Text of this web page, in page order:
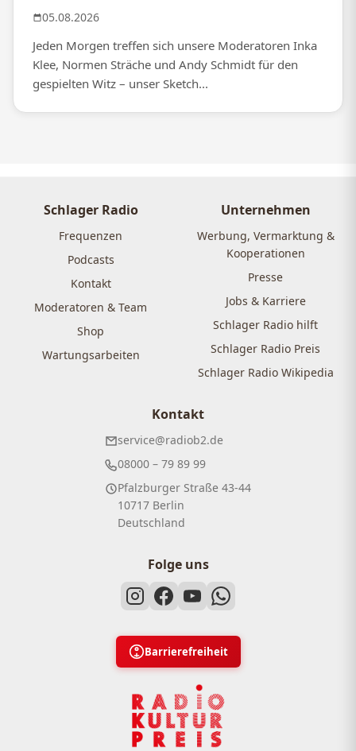
05.08.2026
Jeden Morgen treffen sich unsere Moderatoren Inka
Klee, Normen Sträche und Andy Schmidt für den
gespielten Witz – unser Sketch...
Schlager Radio
Frequenzen
Podcasts
Kontakt
Moderatoren & Team
Shop
Wartungsarbeiten
Unternehmen
Werbung, Vermarktung &
Kooperationen
Presse
Jobs & Karriere
Schlager Radio hilft
Schlager Radio Preis
Schlager Radio Wikipedia
Kontakt
service@radiob2.de
08000 – 79 89 99
Pfalzburger Straße 43-44
10717 Berlin
Deutschland
Folge uns
Barrierefreiheit